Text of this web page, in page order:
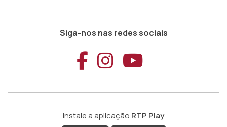
Siga-nos nas redes sociais
Aceder ao
Aceder ao
Aceder
Instale a aplicação RTP Play